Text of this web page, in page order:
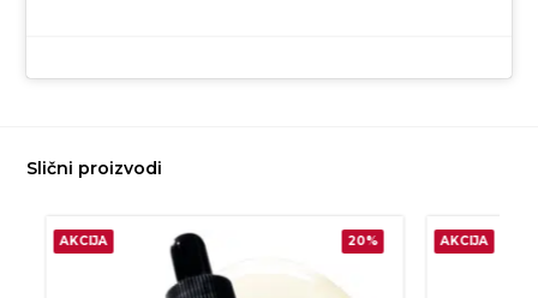
Slični proizvodi
AKCIJA 20% AKCIJA